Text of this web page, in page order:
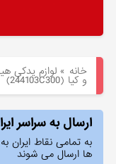
خانه »لوازم یدکی
و کیا (244103C300)
ارسال به سراسر
به تمامی نقاط ایران
ها ارسال می شوند